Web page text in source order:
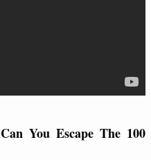
You Escape The 100